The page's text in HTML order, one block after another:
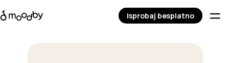
Isprobaj besplatno